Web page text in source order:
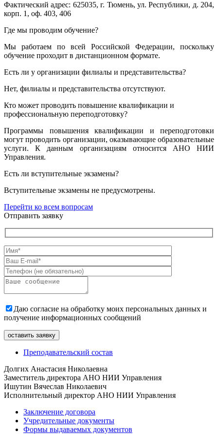
Фактический адрес: 625035, г. Тюмень, ул. Республики, д. 204,
корп. 1, оф. 403, 406
Где мы проводим обучение?
Мы работаем по всей Российской Федерации, поскольку
обучение проходит в дистанционном формате.
Есть ли у организации филиалы и представительства?
Нет, филиалы и представительства отсутствуют.
Кто может проводить повышение квалификации и
профессиональную переподготовку?
Программы повышения квалификации и переподготовки
могут проводить организации, оказывающие образовательные
услуги. К данным организациям относится АНО НИИ
Управления.
Есть ли вступительные экзамены?
Вступительные экзамены не предусмотрены.
Перейти ко всем вопросам
Отправить заявку
Даю согласие на обработку моих персональных данных и
получение информационных сообщений
Преподавательский состав
Долгих Анастасия Николаевна
Заместитель директора АНО НИИ Управления
Ишутин Вячеслав Николаевич
Исполнительный директор АНО НИИ Управления
Заключение договора
Учредительные документы
Формы выдаваемых документов